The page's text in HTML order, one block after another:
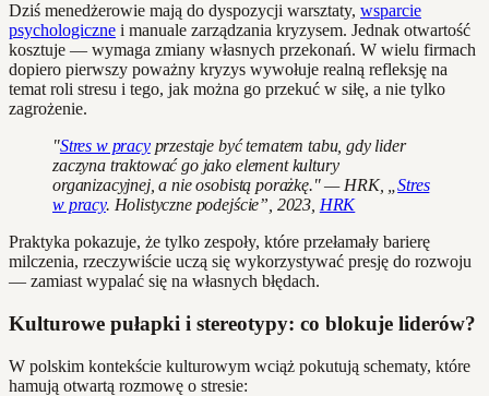
Dziś menedżerowie mają do dyspozycji warsztaty, wsparcie
psychologiczne i manuale zarządzania kryzysem. Jednak otwartość
kosztuje — wymaga zmiany własnych przekonań. W wielu firmach
dopiero pierwszy poważny kryzys wywołuje realną refleksję na
temat roli stresu i tego, jak można go przekuć w siłę, a nie tylko
zagrożenie.
"Stres w pracyprzestaje być tematem tabu, gdy lider
zaczyna traktować go jako element kultury
organizacyjnej, a nie osobistą porażkę." — HRK, „Stres
w pracy. Holistyczne podejście”, 2023, HRK
Praktyka pokazuje, że tylko zespoły, które przełamały barierę
milczenia, rzeczywiście uczą się wykorzystywać presję do rozwoju
— zamiast wypalać się na własnych błędach.
Kulturowe pułapki i stereotypy: co blokuje liderów?
W polskim kontekście kulturowym wciąż pokutują schematy, które
hamują otwartą rozmowę o stresie: